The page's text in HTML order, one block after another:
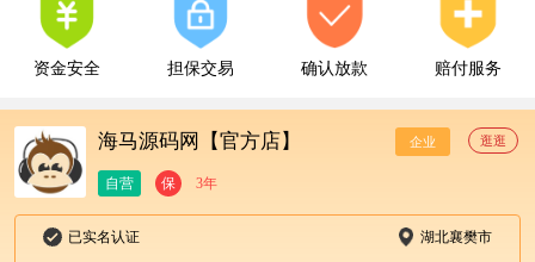
资金安全 担保交易 确认放款 赔付服务
海马源码网【官方店】 企业 逛逛
自营 保 3年
已实名认证 湖北襄樊市